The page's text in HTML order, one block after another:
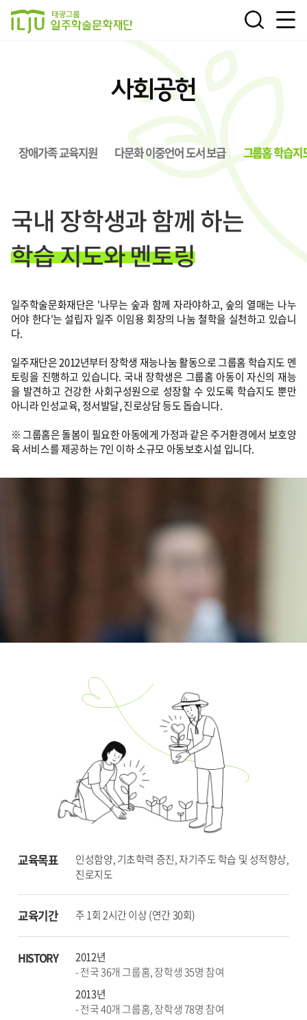
태광그룹 일주학술문화재
사회공헌
장애가족 교육지원 다문화 이중언어 도서 보급 그룹홈 학습지
국내 장학생과 함께 하는
학습 지도와 멘토링
일주학술문화재단은 '나무는 숲과 함께 자라야하고, 숲의 열매는 나누
어야 한다'는 설립자 일주 이임용 회장의 나눔 철학을 실천하고 있습니
다.
일주재단은 2012년부터 장학생 재능나눔 활동으로 그룹홈 학습지도 멘
토링을 진행하고 있습니다. 국내 장학생은 그룹홈 아동이 자신의 재능
을 발견하고 건강한 사회구성원으로 성장할 수 있도록 학습지도 뿐만
아니라 인성교육, 정서발달, 진로상담 등도 돕습니다.
※ 그룹홈은 돌봄이 필요한 아동에게 가정과 같은 주거환경에서 보호양
육 서비스를 제공하는 7인 이하 소규모 아동보호시설 입니다.
교육목표
인성함양, 기초학력 증진, 자기주도 학습 및 성적향상,
진로지도
교육기간 주 1회 2시간 이상 (연간 30회)
HISTORY
2012년
- 전국 36개 그룹홈, 장학생 35명 참여
2013년
- 전국 40개 그룹홈, 장학생 78명 참여